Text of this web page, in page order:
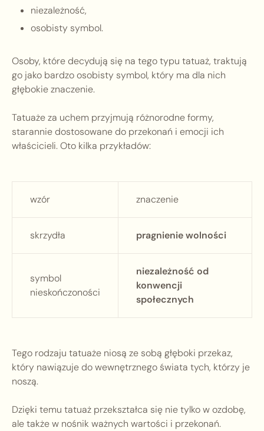
niezależność,
osobisty symbol.
Osoby, które decydują się na tego typu tatuaż, traktują
go jako bardzo osobisty symbol, który ma dla nich
głębokie znaczenie.
Tatuaże za uchem przyjmują różnorodne formy,
starannie dostosowane do przekonań i emocji ich
właścicieli. Oto kilka przykładów:
wzór znaczenie
skrzydła pragnienie wolności
symbol
nieskończoności
niezależność od
konwencji
społecznych
Tego rodzaju tatuaże niosą ze sobą głęboki przekaz,
który nawiązuje do wewnętrznego świata tych, którzy je
noszą.
Dzięki temu tatuaż przekształca się nie tylko w ozdobę,
ale także w nośnik ważnych wartości i przekonań.